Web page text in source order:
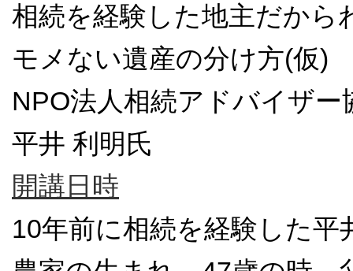
相続を経験した地主だから
モメない遺産の分け方(仮)
NPO法人相続アドバイザー
平井 利明氏
開講日時
10年前に相続を経験した